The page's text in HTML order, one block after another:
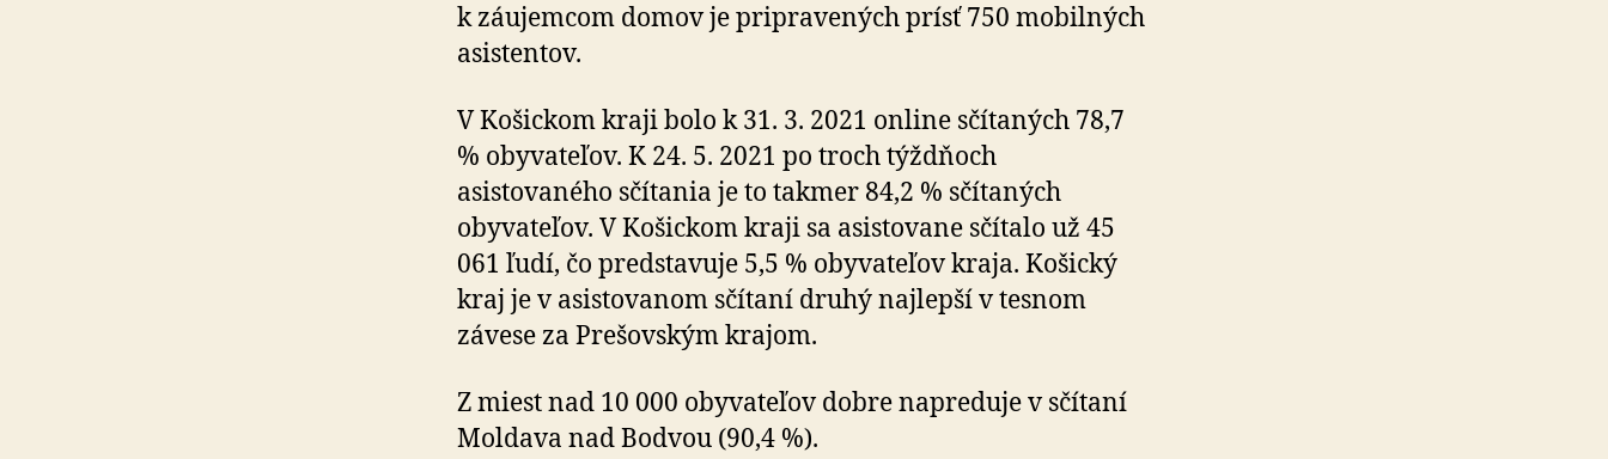
k záujemcom domov je pripravených prísť 750 mobilných
asistentov.
V Košickom kraji bolo k 31. 3. 2021 online sčítaných 78,7
% obyvateľov. K 24. 5. 2021 po troch týždňoch
asistovaného sčítania je to takmer 84,2 % sčítaných
obyvateľov. V Košickom kraji sa asistovane sčítalo už 45
061 ľudí, čo predstavuje 5,5 % obyvateľov kraja. Košický
kraj je v asistovanom sčítaní druhý najlepší v tesnom
závese za Prešovským krajom.
Z miest nad 10 000 obyvateľov dobre napreduje v sčítaní
Moldava nad Bodvou (90,4 %).